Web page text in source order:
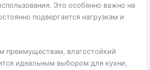
Это особенно важно на
подвергается нагрузкам и
преимуществам, влагостойкий
идеальным выбором для кухни,